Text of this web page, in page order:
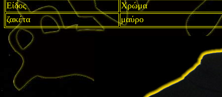
Είδος
Χρώμα
ζακέτα
μαύρο